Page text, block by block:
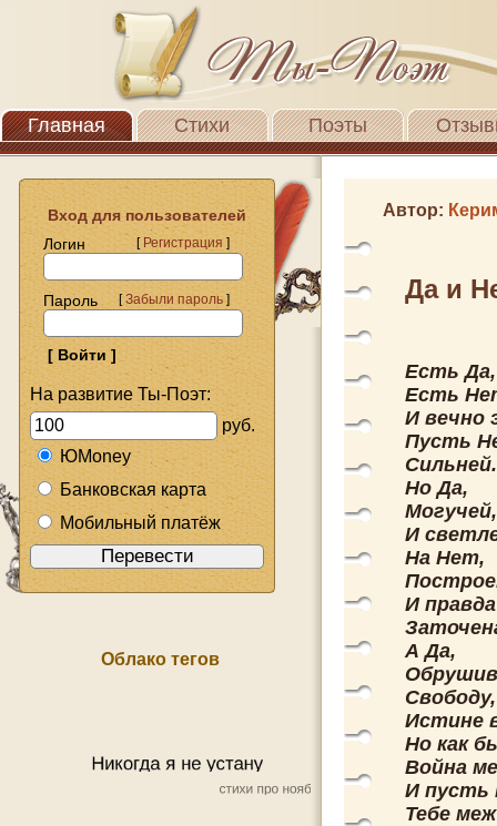
Главная Стихи Поэты
Вход для пользователей
Логин
[Регистрация]
Пароль [Забыли пароль]
На развитие Ты-Поэт:
руб.
ЮMoney
Банковская карта
Мобильный платёж
Облако тегов
Автор:
Да и
Есть Да,
Есть
И вечно
Пусть
Сильней.
Но Да,
Могучей,
И
На Нет,
И
А Да,
Свободу,
Истине
Но как
Война
И пусть
Тебе